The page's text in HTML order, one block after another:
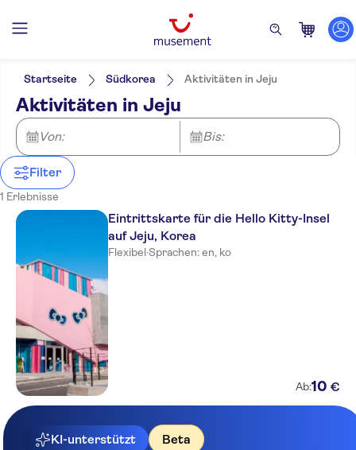
Filter
NO-PICKUP
Ticketoptionen
Eintritte inbegriffen
Digitale Buchungsbestätigung
Sofortbestätigung
Attraktionen und Führungen
Sprache
Startseite Südkorea Aktivitäten in Jeju
Aktivitäten in Jeju
Von: Bis:
Filter
1 Erlebnisse
Eintrittskarte für die Hello Kitty-Insel
auf Jeju, Korea
Flexibel·Sprachen: en, ko
Ab:10 €
KI-unterstützt Beta